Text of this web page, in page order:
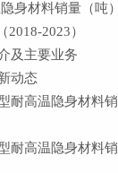
身材料销量（吨
2023）
及主要业务
动态
高温隐身材料销
耐高温隐身材料